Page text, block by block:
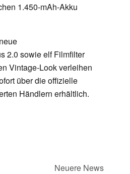
1.450-mAh-Akku
2.0 sowie elf Filmfilter
Vintage-Look verleihen
über die offizielle
Händlern erhältlich.
Neuere News